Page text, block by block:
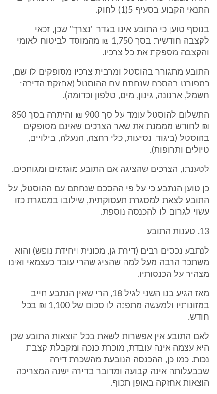
התנאי הקבוע בסעיף 5(1) לחוק.
בנוסף טוען כי התובע אינו בגדר "נצרך" שכן, זכאי
לקצבה חודשית בסך 1,750 ₪ מהמוסד לביטוח לאומי
והקצבה מספקת את כל צרכיו.
התובע מתגורר בהוסטל ומרבית צרכיו מסופקים לו שם,
כמפורט בהסכם שנחתם עם ההוסטל (אחזקת הדירה:
חשמל, ארנונה, גינון, מים, טלפון וכדומה).
התשלום להוסטל עומד על סך 900 ₪ והיתרה בסך 850
₪ לחודש מממנת את שאר הצרכים שאינם מסופקים
בהוסטל (ביגוד, נסיעות, כלי רחצה, הנעלה, בילויים,
טיולים ותרופות).
לטענתו, הצרכים שהציגה אם התובע מוגזמים ומגוחכים.
כן טוען הנתבע כי על פי ההסכם שנחתם עם ההוסטל, על
התובע לצאת למסגרת תעסוקתית, שילובו במסגרת כזו
עשוי לגרום לו להכנסה נוספת.
13. טענות התובע
לנתבע נכסים רבים (דירת גן, מכונית ויחידת נופש) והוא
משתכר הרבה מעל למה שהציג שהרי עובד כעצמאי ואינו
מצהיר על הכנסותיו.
מאז הגיע בנו השני לגיל 18, הרי שאין הנתבע חייב
במזונותיו ולמעשה מתפנה לו סכום של 1,100 ₪ בכל
חודש.
לאם התובע אין אפשרות לשאת בכל הוצאות התובע שכן
היא עצמה אינה עובדת, מוכרת כנכה ומקבלת קצבת
נכות. כמו כן, ההכנסה הנובעת מהשכרת דירה
שבבעלותה אינה קבועה ומדובר בדירה ישנה המצריכה
הוצאות אחזקה באופן תכוף.